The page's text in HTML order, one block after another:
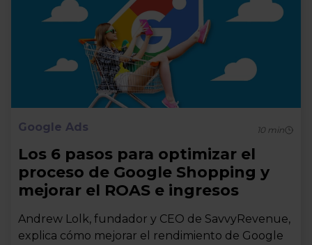
Google Ads 10min
Los 6 pasos para optimizar el
proceso de Google Shopping y
mejorar el ROAS e ingresos
Andrew Lolk, fundador y CEO de SavvyRevenue,
explica cómo mejorar el rendimiento de Google